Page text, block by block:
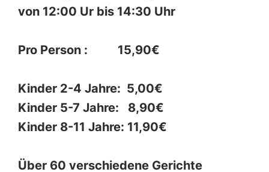
von 12:00 Ur bis 14:30 Uhr
Pro Person : 15,90€
Kinder 2-4 Jahre: 5,00€
Kinder 5-7 Jahre: 8,90€
Kinder 8-11 Jahre: 11,90€
Über 60 verschiedene Gerichte